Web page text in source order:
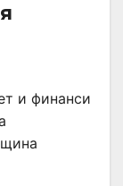
и финанси